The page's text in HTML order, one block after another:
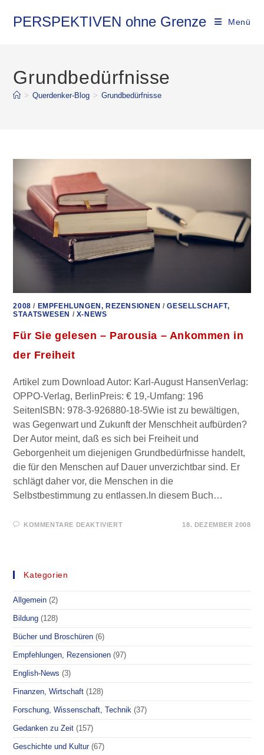
InhaltPERSPEKTIVEN ohne Grenze Menü
Grundbedürfnisse
> Querdenker-Blog > Grundbedürfnisse
2008 / EMPFEHLUNGEN, REZENSIONEN /GESELLSCHAFT,
STAATSWESEN / X-NEWS
Für Sie gelesen – Parousia – Ankommen in
der Freiheit
Artikel zum Download Autor: Karl-August HansenVerlag:
OPPO-Verlag, BerlinPreis: € 19,-Umfang: 196
SeitenISBN: 978-3-926880-18-5Wie ist zu bewältigen,
was Gegenwart und Zukunft der Menschheit aufbürden?
Der Autor meint, daß es sich bei Freiheit und
Geborgenheit um diejenigen Grundbedürfnisse handelt,
die für den Menschen auf Dauer unverzichtbar sind. Er
schlägt daher vor, die Menschen in die
Selbstbestimmung zu entlassen.In diesem Buch…
KOMMENTARE DEAKTIVIERTFÜR
18. DEZEMBER 2008
Kategorien
Allgemein (2)
Bildung (128)
Bücher und Broschüren (6)
Empfehlungen, Rezensionen (97)
English-News (3)
Finanzen, Wirtschaft (128)
Forschung, Wissenschaft, Technik (37)
Gedanken zu Zeit (157)
Geschichte und Kultur (67)